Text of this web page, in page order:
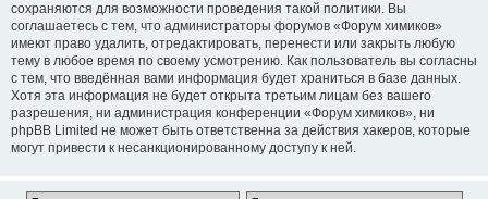
сохраняются для возможности проведения такой политики. Вы
соглашаетесь с тем, что администраторы форумов «Форум химиков»
имеют право удалить, отредактировать, перенести или закрыть любую
тему в любое время по своему усмотрению. Как пользователь вы согласны
с тем, что введённая вами информация будет храниться в базе данных.
Хотя эта информация не будет открыта третьим лицам без вашего
разрешения, ни администрация конференции «Форум химиков», ни
phpBB Limited не может быть ответственна за действия хакеров, которые
могут привести к несанкционированному доступу к ней.